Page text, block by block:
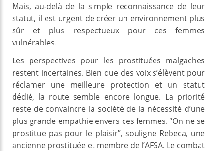
Mais, au-delà de la simple reconnaissance de leur
statut, il est urgent de créer un environnement plus
sûr et plus respectueux pour ces femmes
vulnérables.
Les perspectives pour les prostituées malgaches
restent incertaines. Bien que des voix s’élèvent pour
réclamer une meilleure protection et un statut
dédié, la route semble encore longue. La priorité
reste de convaincre la société de la nécessité d’une
plus grande empathie envers ces femmes. “On ne se
prostitue pas pour le plaisir”, souligne Rebeca, une
ancienne prostituée et membre de l’AFSA. Le combat